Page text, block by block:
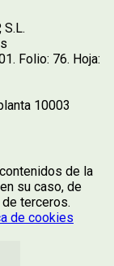
Folio: 76. Hoja:
10003
de la
su caso, de
terceros.
de cookies